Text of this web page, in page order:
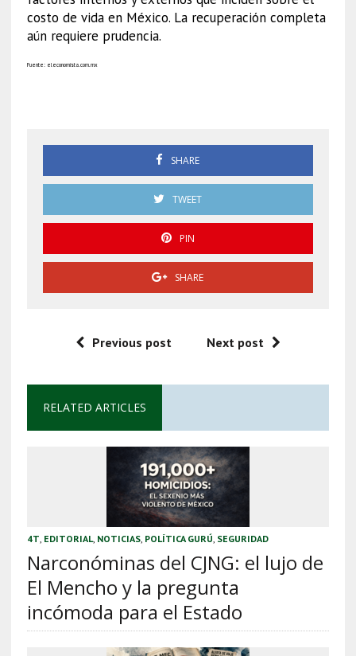
costo de vida en México. La recuperación completa
aún requiere prudencia.
Fuente: eleconomista.com.mx
SHARE
TWEET
PIN
SHARE
Previous post Next post
RELATED ARTICLES
4T EDITORIAL, NOTICIAS, POLÍTICA GURÚ SEGURIDAD
Narconóminas del CJNG: el lujo de
El Mencho y la pregunta
incómoda para el Estado